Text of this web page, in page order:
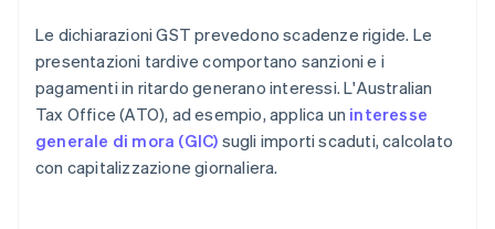
Le dichiarazioni GST prevedono scadenze rigide. Le
presentazioni tardive comportano sanzioni e i
pagamenti in ritardo generano interessi. L'Australian
Tax Office (ATO), ad esempio, applica un interesse
generale di mora (GIC) sugli importi scaduti, calcolato
con capitalizzazione giornaliera.